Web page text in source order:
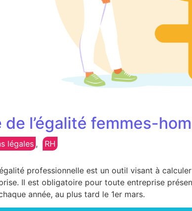
de l’égalité femmes-
légales , RH
professionnelle est un outil visant à
Il est obligatoire pour toute entreprise
année, au plus tard le 1er mars.